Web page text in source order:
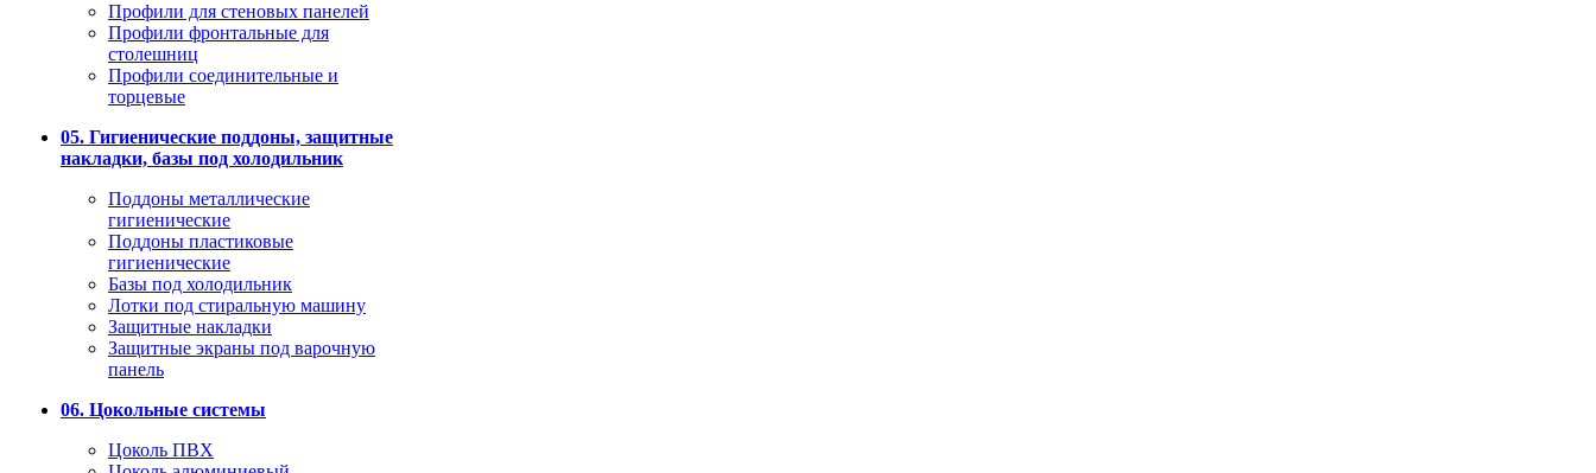
Профили для стеновых панелей
Профили фронтальные для
столешниц
Профили соединительные и
торцевые
05. Гигиенические поддоны, защитные
накладки, базы под холодильник
Поддоны металлические
гигиенические
Поддоны пластиковые
гигиенические
Базы под холодильник
Лотки под стиральную машину
Защитные накладки
Защитные экраны под варочную
панель
06. Цокольные системы
Цоколь ПВХ